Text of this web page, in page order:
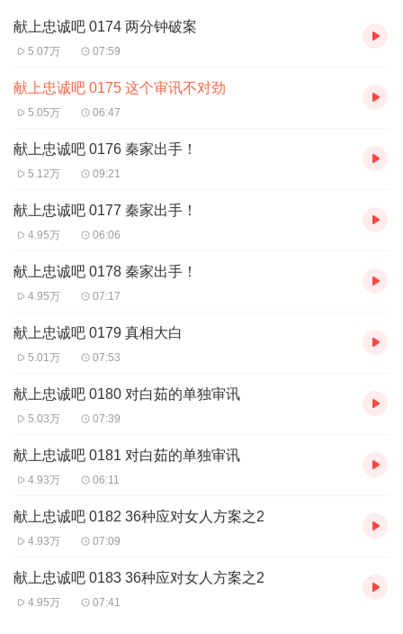
献上忠诚吧 0174 两分钟破案
5.07万 07:59
献上忠诚吧 0175 这个审讯不对劲
5.05万 06:47
献上忠诚吧 0176 秦家出手！
5.12万 09:21
献上忠诚吧 0177 秦家出手！
4.95万 06:06
献上忠诚吧 0178 秦家出手！
4.95万 07:17
献上忠诚吧 0179 真相大白
5.01万 07:53
献上忠诚吧 0180 对白茹的单独审讯
5.03万 07:39
献上忠诚吧 0181 对白茹的单独审讯
4.93万 06:11
献上忠诚吧 0182 36种应对女人方案之2
4.93万 07:09
献上忠诚吧 0183 36种应对女人方案之2
4.95万 07:41